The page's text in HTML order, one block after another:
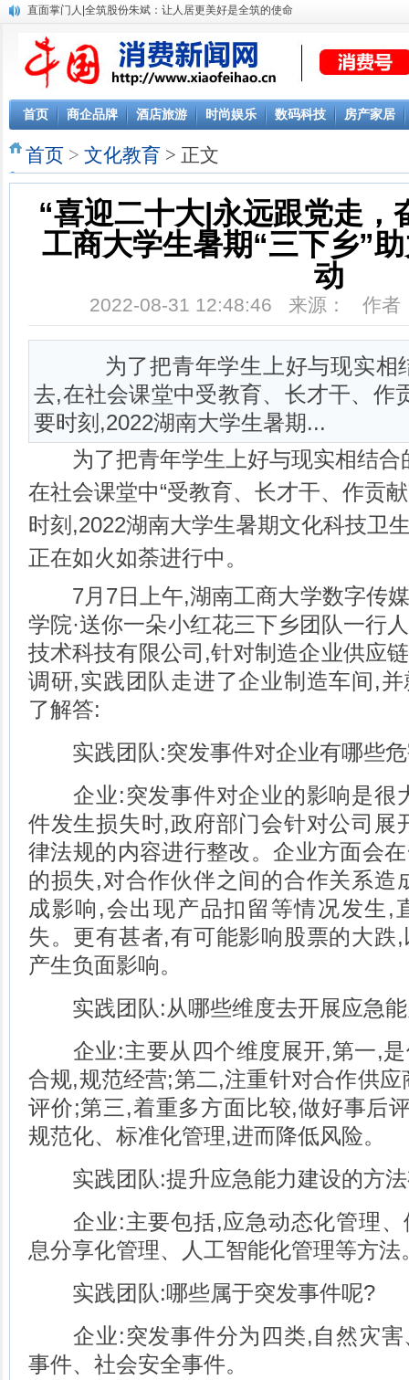
直面掌门人|全筑股份朱斌：让人居更美好是全筑的使命
首页 商企品牌 酒店旅游 时尚娱乐 数码科技 房产家居
首页 > 文化教育 > 正文
“喜迎二十大|永远跟党走，
工商大学生暑期“三下乡”
动
2022-08-31 12:48:46 来源： 作
为了把青年学生上好与现实相
去,在社会课堂中受教育、长才干、作
要时刻,2022湖南大学生暑期...
为了把青年学生上好与现实相结合
在社会课堂中“受教育、长才干、作贡
时刻,2022湖南大学生暑期文化科技卫
正在如火如荼进行中。
7月7日上午,湖南工商大学数字传媒
学院·送你一朵小红花三下乡团队一行
技术科技有限公司,针对制造企业供应
调研,实践团队走进了企业制造车间,
了解答:
实践团队:突发事件对企业有哪些危
企业:突发事件对企业的影响是很
件发生损失时,政府部门会针对公司展
律法规的内容进行整改。企业方面会
的损失,对合作伙伴之间的合作关系造
成影响,会出现产品扣留等情况发生,
失。更有甚者,有可能影响股票的大跌
产生负面影响。
实践团队:从哪些维度去开展应急能
企业:主要从四个维度展开,第一,是
合规,规范经营;第二,注重针对合作供
评价;第三,着重多方面比较,做好事后
规范化、标准化管理,进而降低风险。
实践团队:提升应急能力建设的方法
企业:主要包括,应急动态化管理、
息分享化管理、人工智能化管理等方法
实践团队:哪些属于突发事件呢?
企业:突发事件分为四类,自然灾害
事件、社会安全事件。